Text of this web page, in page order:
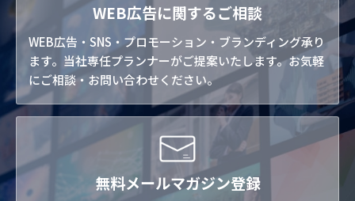
WEB広告に関するご相談
WEB広告・SNS・プロモーション・ブランディング承り
ます。当社専任プランナーがご提案いたします。お気軽
にご相談・お問い合わせください。
無料メールマガジン登録